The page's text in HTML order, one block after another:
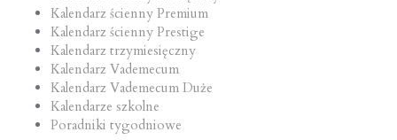
Kalendarz ścienny Premium
Kalendarz ścienny Prestige
Kalendarz trzymiesięczny
Kalendarz Vademecum
Kalendarz Vademecum Duże
Kalendarze szkolne
Poradniki tygodniowe